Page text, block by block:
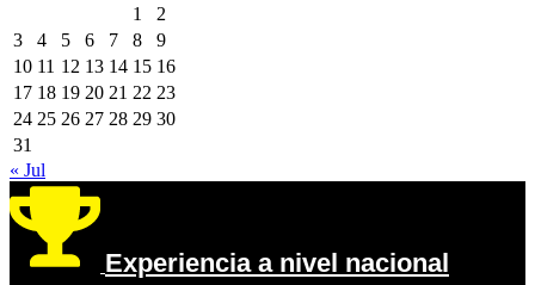
1
2
3
4 5 6 7 8
9
10 11 12 13 14 15 16
17 18 19 20 21 22 23
24 25 26 27 28 29 30
31
« Jul
Experiencia a nivel nacional